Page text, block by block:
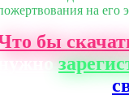
на его
бы